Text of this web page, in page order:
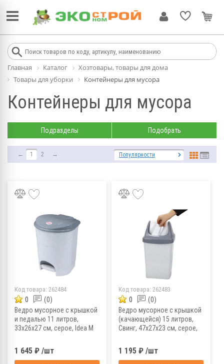
Главная Каталог
Хозтовары, товары для дома
Товары для уборки
Контейнеры для мусора
Контейнеры для мусора
Подразделы Подобрать
← 1 2 → Популярности
Код товара: 262484
0 (0)
Ведро мусорное с крышкой
и педалью 11 литров,
33х26х27 см, серое, Idea М
1 645 ₽ /шт
Код товара: 262483
0 (0)
Ведро мусорное с крышкой
(качающейся) 15 литров,
Свинг, 47х27х23 см, серое,
1 195 ₽ /шт